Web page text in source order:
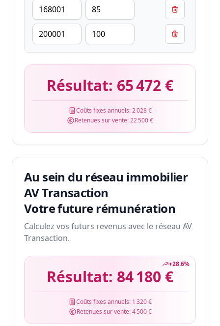
Résultat: 65 472 €
Coûts fixes annuels:2 028 €
Retenues sur vente:22 500 €
Au sein du réseau immobilier
AV Transaction
Votre future rémunération
Calculez vos futurs revenus avec le réseau AV
Transaction.
+28.6%
Résultat: 84 180 €
Coûts fixes annuels: 1 320 €
Retenues sur vente:4 500 €